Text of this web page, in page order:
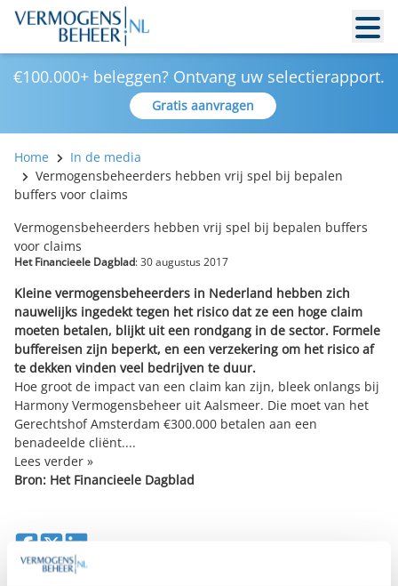
€100.000+ beleggen? Ontvang uw selectierapport.
Gratis aanvragen
Home
In de media
Vermogensbeheerders hebben vrij spel bij bepalen
buffers voor claims
Vermogensbeheerders hebben vrij spel bij bepalen buffers
voor claims
Het Financieele Dagblad: 30 augustus 2017
Kleine vermogensbeheerders in Nederland hebben zich
nauwelijks ingedekt tegen het risico dat ze een hoge claim
moeten betalen, blijkt uit een rondgang in de sector. Formele
buffereisen zijn beperkt, en een verzekering om het risico af
te dekken vinden veel bedrijven te duur.
Hoe groot de impact van een claim kan zijn, bleek onlangs bij
Harmony Vermogensbeheer uit Aalsmeer. Die moet van het
Gerechtshof Amsterdam €300.000 betalen aan een
benadeelde cliënt....
Lees verder »
Bron: Het Financieele Dagblad
Deel op Facebook
Deel op XDeel op LinkedIn